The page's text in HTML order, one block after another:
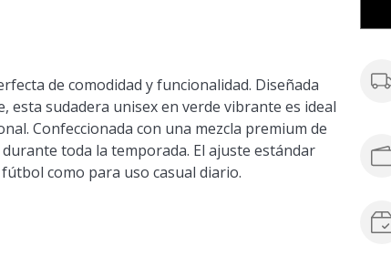
de comodidad y funcionalidad. Diseñada
esta sudadera unisex en verde vibrante es ideal
Confeccionada con una mezcla premium de
toda la temporada. El ajuste estándar
como para uso casual diario.